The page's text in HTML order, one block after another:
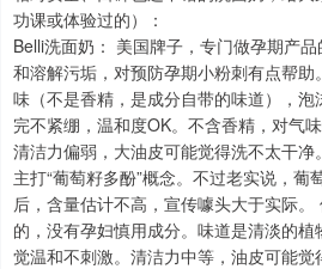
功课或体验过的）：
Belli洗面奶： 美国牌子，专门做孕期产
和溶解污垢，对预防孕期小粉刺有点帮
味（不是香精，是成分自带的味道），
完不紧绷，温和度OK。不含香精，对气
清洁力偏弱，大油皮可能觉得洗不太干净
主打“葡萄籽多酚”概念。不过老实说，葡
后，含量估计不高，宣传噱头大于实际
的，没有孕妇慎用成分。味道是清淡的
觉温和不刺激。清洁力中等，油皮可能